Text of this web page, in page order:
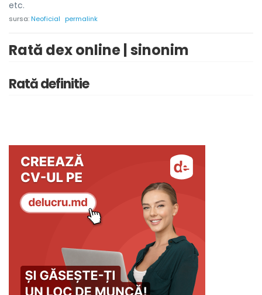
etc.
sursa:Neoficial permalink
Rată dex online | sinonim
Rată definitie